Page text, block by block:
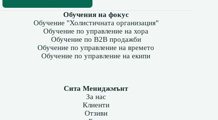
Обучения на фокус
Обучение "Холистичната организация"
Обучение по управление на хора
Обучение по B2B продажби
Обучение по управление на времето
Обучение по управление на екипи
Сита Мениджмънт
За нас
Клиенти
Отзиви